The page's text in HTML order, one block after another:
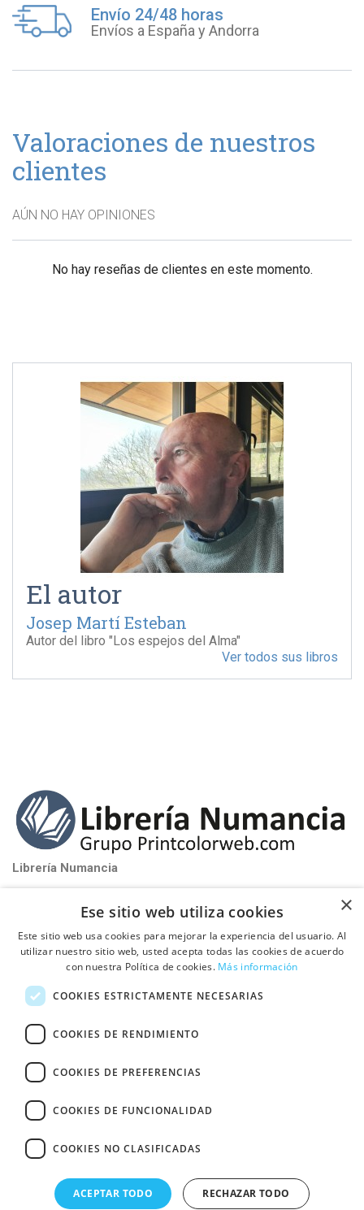
Envío 24/48 horas
Envíos a España y Andorra
Valoraciones de nuestros
clientes
AÚN NO HAY OPINIONES
No hay reseñas de clientes en este momento.
El autor
Josep Martí Esteban
Autor del libro "Los espejos del Alma"
Ver todos sus libros
Librería Numancia
Tel: 93 580 81 32
scheduleDe Lunes a Viernes de 9:00h a 17:00h
PUBLICA TU LIBRO CON NOSOTROS
INFORMACIÓN
Fullcolor Printcolor S.L.
Vinyals, Nave 18 08130 - Santa Perpétua de Mogoda (Barcelona)
×
Ese sitio web utiliza cookies
Este sitio web usa cookies para mejorar la experiencia del usuario. Al
utilizar nuestro sitio web, usted acepta todas las cookies de acuerdo
con nuestra Política de cookies. Más información
COOKIES ESTRICTAMENTE NECESARIAS
COOKIES DE RENDIMIENTO
COOKIES DE PREFERENCIAS
COOKIES DE FUNCIONALIDAD
COOKIES NO CLASIFICADAS
ACEPTAR TODO RECHAZAR TODO